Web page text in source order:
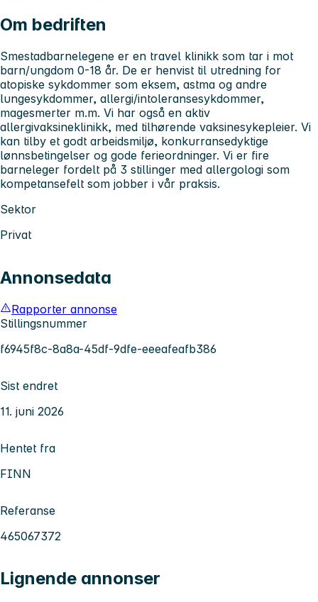
Om bedriften
Smestadbarnelegene er en travel klinikk som tar i mot
barn/ungdom 0-18 år. De er henvist til utredning for
atopiske sykdommer som eksem, astma og andre
lungesykdommer, allergi/intoleransesykdommer,
magesmerter m.m. Vi har også en aktiv
allergivaksineklinikk, med tilhørende vaksinesykepleier. Vi
kan tilby et godt arbeidsmiljø, konkurransedyktige
lønnsbetingelser og gode ferieordninger. Vi er fire
barneleger fordelt på 3 stillinger med allergologi som
kompetansefelt som jobber i vår praksis.
Sektor
Privat
Annonsedata
Rapporter annonse
Stillingsnummer
f6945f8c-8a8a-45df-9dfe-eeeafeafb386
Sist endret
11. juni 2026
Hentet fra
FINN
Referanse
465067372
Lignende annonser